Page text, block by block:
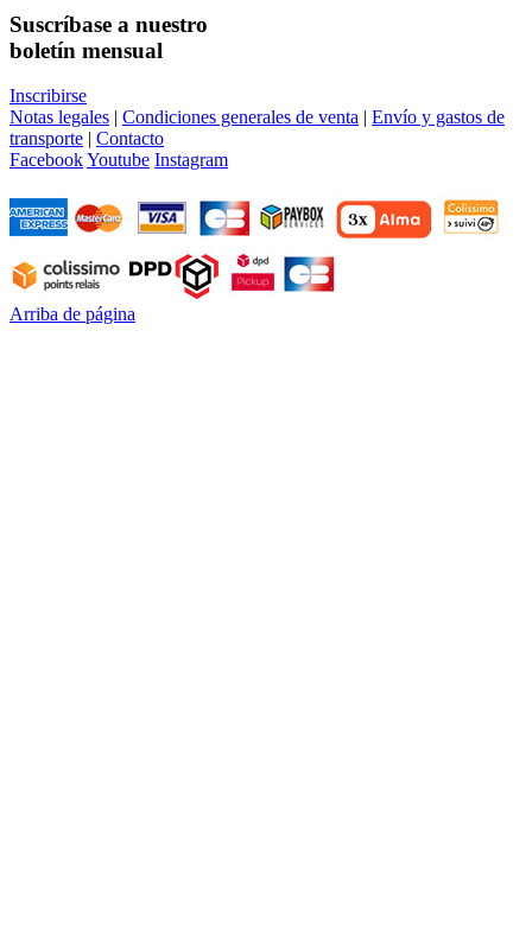
Suscríbase a nuestro
boletín mensual
Inscribirse
Notas legales | Condiciones generales de venta | Envío y gastos de
transporte | Contacto
FacebookYoutube Instagram
Arriba de página